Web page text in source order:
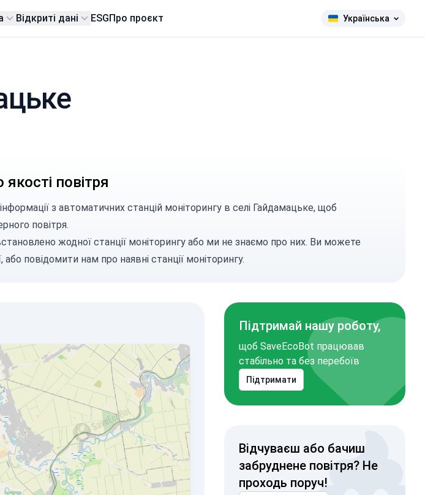
Відкриті дані ESGПро проєкт Українська
повітря
з автоматичних станцій моніторингу в селі Гайдамацьке, щоб
повітря.
жодної станції моніторингу або ми не знаємо про них. Ви можете
або повідомити нампро наявні станції моніторингу.
Підтримай нашу роботу,
щоб SaveEcoBot працював
стабільно та без перебоїв
Підтримати
Відчуваєш або бачиш
забруднене повітря? Не
проходь поруч!